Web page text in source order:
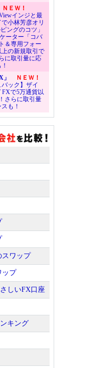
ＮＥＷ！
インジと最
小林芳彦オリ
ングのコツ」
ーター「コバ
＆専用フォー
の新規取引で
に取引量に応
ＮＥＷ！
バック】ザイ
で5万通貨以
さらに取引量
も！
スワップ
ップ
しいFX口座
キング